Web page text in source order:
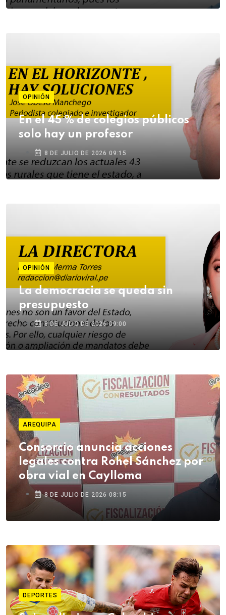
OPINIÓN
En el 45 % de colegios públicos
solo hay un profesor
8 DE JULIO DE 2026 09:15
OPINIÓN
La democracia se queda sin
presupuesto
8 DE JULIO DE 2026 09:00
AREQUIPA
Consorcio anuncia acciones
legales contra Rohel Sánchez por
obra vial en Caylloma
8 DE JULIO DE 2026 08:15
DEPORTES